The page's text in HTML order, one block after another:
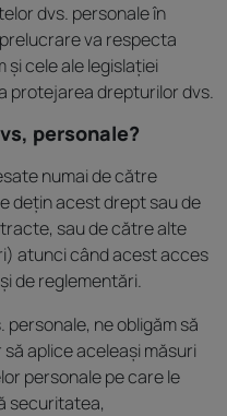
dvs. personale în
va respecta
și cele ale legislației
protejarea drepturilor dvs.
personale?
numai de către
dețin acest drept sau de
sau de către alte
atunci când acest acces
de reglementări.
ne obligăm să
aplice aceleași măsuri
personale pe care le
securitatea,